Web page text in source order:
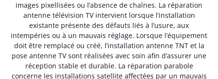
images pixellisées ou l’absence de chaînes. La réparation
antenne télévision TV intervient lorsque l’installation
existante présente des défauts liés à l’usure, aux
intempéries ou à un mauvais réglage. Lorsque l’équipement
doit être remplacé ou créé, l’installation antenne TNT et la
pose antenne TV sont réalisées avec soin afin d’assurer une
réception stable et durable. La réparation parabole
concerne les installations satellite affectées par un mauvais